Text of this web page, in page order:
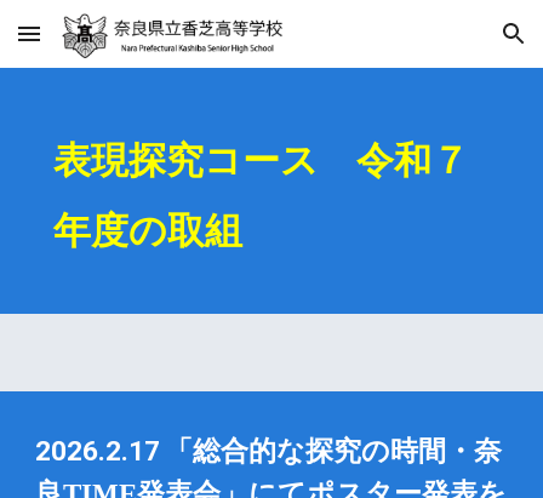
Skip to main content Skip to navigation
表現探究コース 令和７
年度の取組
2026.2.17
「総合的な探究の時間・奈